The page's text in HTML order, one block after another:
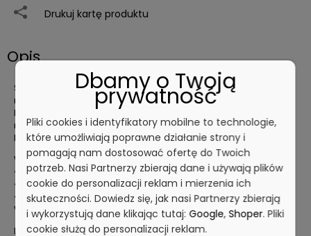
Drukuj kartę produktu
Opis
Szczotka ze średniej twardości włosiem, idealna do mycia
naczyń i talerzy.
Doskonała również do mycia małych części urządzeń oraz
maszyn.
Materiał: polipropylen, poliester, stal nierdzewna
Wymiary:
• długość: 290 mm
• szerokość: 25 mm
• wysokość: 65 mm
Włosie: średnie /Długość włosia widoczna: 24 mm
Kraj producenta: Dania
Dbamy o Twoją
prywatność
Pliki cookies i identyfikatory mobilne to technologie,
które umożliwiają poprawne działanie strony i
pomagają nam dostosować ofertę do Twoich
potrzeb. Nasi Partnerzy zbierają dane i używają plików
cookie do personalizacji reklam i mierzenia ich
skuteczności. Dowiedz się, jak nasi Partnerzy zbierają
i wykorzystują dane klikając tutaj:Google,Shoper. Pliki
cookie służą do personalizacji reklam.